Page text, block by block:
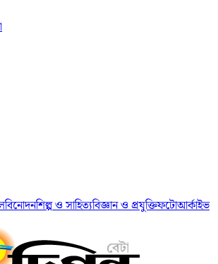
বিনোদনশিল্প ও সাহিত্যবিজ্ঞান ও প্রযুক্তিফটোআর্কাইভ